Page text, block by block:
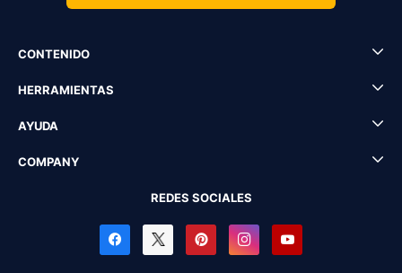
CONTENIDO
HERRAMIENTAS
AYUDA
COMPANY
REDES SOCIALES